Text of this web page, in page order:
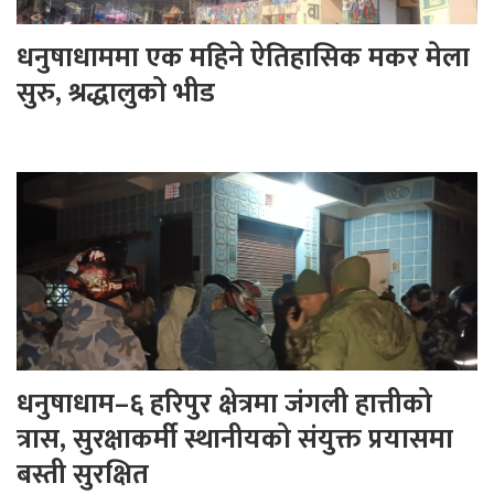
धनुषाधाममा एक महिने ऐतिहासिक मकर मेला
सुरु, श्रद्धालुको भीड
धनुषाधाम–६ हरिपुर क्षेत्रमा जंगली हात्तीको
त्रास, सुरक्षाकर्मी स्थानीयको संयुक्त प्रयासमा
बस्ती सुरक्षित